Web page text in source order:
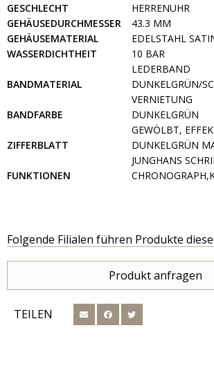
GESCHLECHT
HERRENUHR
GEHÄUSEDURCHMESSER
43.3 MM
GEHÄUSEMATERIAL
EDELSTAHL
WASSERDICHTHEIT
10 BAR
BANDMATERIAL
LEDERBAND
DUNKELGRÜN/
VERNIETUNG
BANDFARBE
DUNKELGRÜN
ZIFFERBLATT
GEWÖLBT,
DUNKELGRÜN
JUNGHANS
FUNKTIONEN
Folgende Filialen führen Produkte
Produkt anfragen
TEILEN